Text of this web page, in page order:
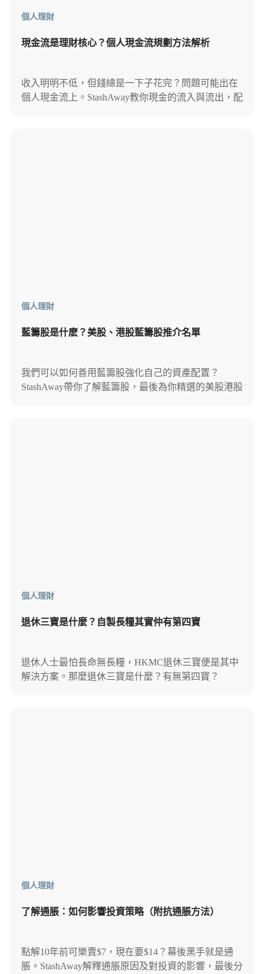
個人理財
現金流是理財核心？個人現金流規劃方法解析
收入明明不低，但錢總是一下子花完？問題可能出在
個人現金流上。StashAway教你現金的流入與流出，配
個人理財
藍籌股是什麽？美股、港股藍籌股推介名單
我們可以如何善用藍籌股強化自己的資產配置？
StashAway帶你了解藍籌股，最後為你精選的美股港股
個人理財
退休三寶是什麼？自製長糧其實仲有第四寶
退休人士最怕長命無長糧，HKMC退休三寶便是其中
解決方案。那麼退休三寶是什麼？有無第四寶？
個人理財
了解通脹：如何影響投資策略（附抗通脹方法）
點解10年前可樂賣$7，現在要$14？幕後黑手就是通
脹。StashAway解釋通脹原因及對投資的影響，最後分